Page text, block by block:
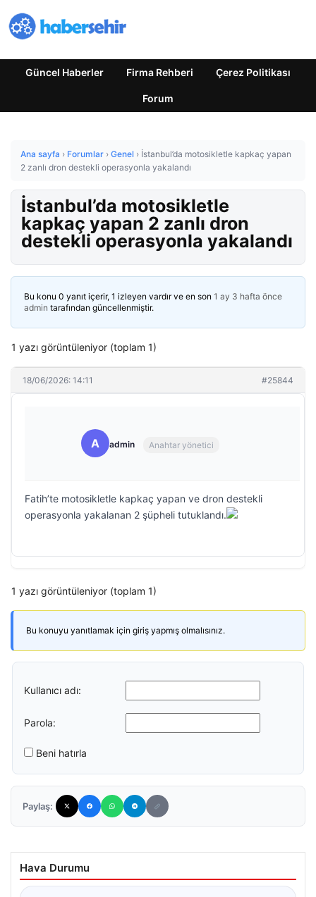
Güncel Haberler Firma Rehberi Çerez Politikası
Forum
Ana sayfa › Forumlar › Genel › İstanbul’da motosikletle kapkaç yapan
2 zanlı dron destekli operasyonla yakalandı
İstanbul’da motosikletle
kapkaç yapan 2 zanlı dron
destekli operasyonla yakalandı
Bu konu 0 yanıt içerir, 1 izleyen vardır ve en son 1 ay 3 hafta önce
admin tarafından güncellenmiştir.
1 yazı görüntüleniyor (toplam 1)
18/06/2026: 14:11 #25844
A admin Anahtar yönetici
Fatih’te motosikletle kapkaç yapan ve dron destekli
operasyonla yakalanan 2 şüpheli tutuklandı.
1 yazı görüntüleniyor (toplam 1)
Bu konuyu yanıtlamak için giriş yapmış olmalısınız.
Kullanıcı adı:
Parola:
Beni hatırla
Paylaş:
Hava Durumu